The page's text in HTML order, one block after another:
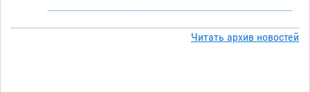
на новой серебряной монете Банка России
Читать архив новостей